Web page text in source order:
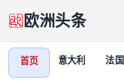
欧洲头条
首页 意大利 法国